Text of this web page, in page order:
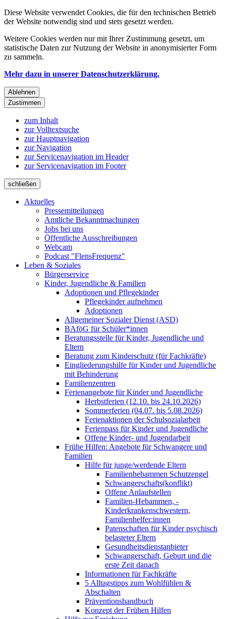
Diese Website verwendet Cookies, die für den technischen Betrieb
der Website notwendig sind und stets gesetzt werden.
Weitere Cookies werden nur mit Ihrer Zustimmung gesetzt, um
statistische Daten zur Nutzung der Website in anonymisierter Form
zu sammeln.
Mehr dazu in unserer Datenschutzerklärung.
Ablehnen
Zustimmen
zum Inhalt
zur Volltextsuche
zur Hauptnavigation
zur Navigation
zur Servicenavigation im Header
zur Servicenavigation im Footer
schließen
Aktuelles
Pressemitteilungen
Amtliche Bekanntmachungen
Jobs bei uns
Öffentliche Ausschreibungen
Webcam
Podcast "FlensFrequenz"
Leben & Soziales
Bürgerservice
Kinder, Jugendliche & Familien
Adoptionen und Pflegekinder
Pflegekinder aufnehmen
Adoptionen
Allgemeiner Sozialer Dienst (ASD)
BAföG für Schüler*innen
Beratungsstelle für Kinder, Jugendliche und
Eltern
Beratung zum Kinderschutz (für Fachkräfte)
Eingliederungshilfe für Kinder und Jugendliche
mit Behinderung
Familienzentren
Ferienangebote für Kinder und Jugendliche
Herbstferien (12.10. bis 24.10.2026)
Sommerferien (04.07. bis 5.08.2026)
Ferienaktionen der Schulsozialarbeit
Ferienpass für Kinder und Jugendliche
Offene Kinder- und Jugendarbeit
Frühe Hilfen: Angebote für Schwangere und
Familien
Hilfe für junge/werdende Eltern
Familienhebammen Schutzengel
Schwangerschafts(konflikt)
Offene Anlaufstellen
Familien-Hebammen, -
Kinderkrankenschwestern,
Familienhelfer:innen
Patenschaften für Kinder psychisch
belasteter Eltern
Gesundheitsdienstanbieter
Schwangerschaft, Geburt und die
erste Zeit danach
Informationen für Fachkräfte
5 Alltagstipps zum Wohlfühlen &
Abschalten
Präventionshandbuch
Konzept der Frühen Hilfen